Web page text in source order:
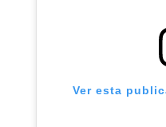
Ver esta